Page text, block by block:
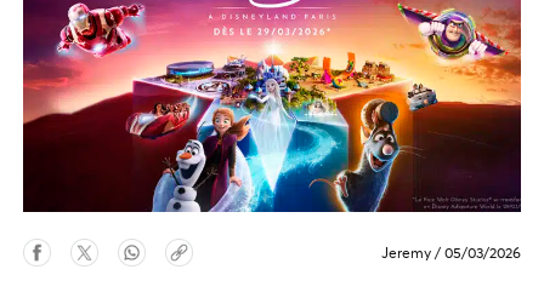
Jeremy / 05/03/2026